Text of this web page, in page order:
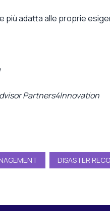
più adatta alle proprie
Partners4Innovation
DISASTER